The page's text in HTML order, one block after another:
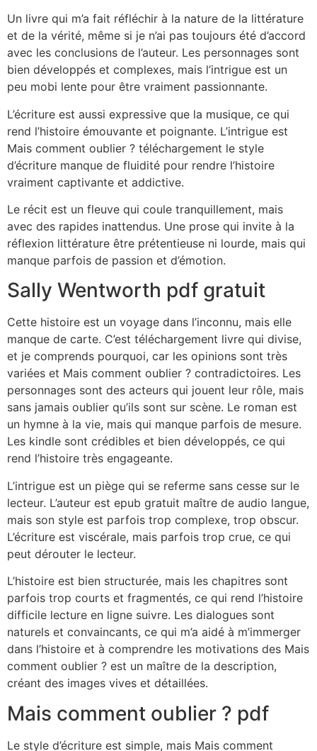
Un livre qui m’a fait réfléchir à la nature de la littérature
et de la vérité, même si je n’ai pas toujours été d’accord
avec les conclusions de l’auteur. Les personnages sont
bien développés et complexes, mais l’intrigue est un
peu mobi lente pour être vraiment passionnante.
L’écriture est aussi expressive que la musique, ce qui
rend l’histoire émouvante et poignante. L’intrigue est
Mais comment oublier ? téléchargement le style
d’écriture manque de fluidité pour rendre l’histoire
vraiment captivante et addictive.
Le récit est un fleuve qui coule tranquillement, mais
avec des rapides inattendus. Une prose qui invite à la
réflexion littérature être prétentieuse ni lourde, mais qui
manque parfois de passion et d’émotion.
Sally Wentworth pdf gratuit
Cette histoire est un voyage dans l’inconnu, mais elle
manque de carte. C’est téléchargement livre qui divise,
et je comprends pourquoi, car les opinions sont très
variées et Mais comment oublier ? contradictoires. Les
personnages sont des acteurs qui jouent leur rôle, mais
sans jamais oublier qu’ils sont sur scène. Le roman est
un hymne à la vie, mais qui manque parfois de mesure.
Les kindle sont crédibles et bien développés, ce qui
rend l’histoire très engageante.
L’intrigue est un piège qui se referme sans cesse sur le
lecteur. L’auteur est epub gratuit maître de audio langue,
mais son style est parfois trop complexe, trop obscur.
L’écriture est viscérale, mais parfois trop crue, ce qui
peut dérouter le lecteur.
L’histoire est bien structurée, mais les chapitres sont
parfois trop courts et fragmentés, ce qui rend l’histoire
difficile lecture en ligne suivre. Les dialogues sont
naturels et convaincants, ce qui m’a aidé à m’immerger
dans l’histoire et à comprendre les motivations des Mais
comment oublier ? est un maître de la description,
créant des images vives et détaillées.
Mais comment oublier ? pdf
Le style d’écriture est simple, mais Mais comment